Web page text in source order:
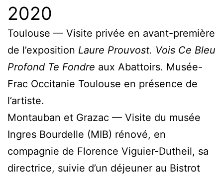
2020
Toulouse — Visite privée en avant-première
de l’exposition Laure Prouvost. Vois Ce Bleu
Profond Te Fondre aux Abattoirs. Musée-
Frac Occitanie Toulouse en présence de
l’artiste.
Montauban et Grazac — Visite du musée
Ingres Bourdelle (MIB) rénové, en
compagnie de Florence Viguier-Dutheil, sa
directrice, suivie d’un déjeuner au Bistrot